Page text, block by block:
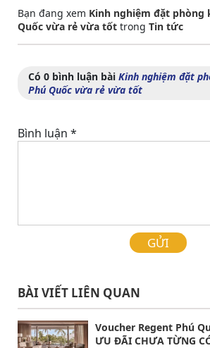
Bạn đang xem Kinh nghiệm đặt phòng
Quốc vừa rẻ vừa tốt trong Tin tức
Có 0 bình luận bài Kinh nghiệm đặt
Phú Quốc vừa rẻ vừa tốt
Bình luận *
GỬI
BÀI VIẾT LIÊN QUAN
Voucher Regent Phú
ƯU ĐÃI CHƯA TỪNG